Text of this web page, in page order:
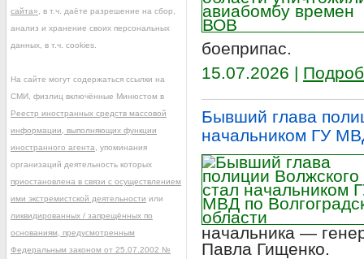
боеприпас.
15.07.2026 |
Бывший глава
начальником ГУ
начальника —
Павла Гищенко.
сайта» , в т.ч. даёте разрешение на сбор,
анализ и хранение своих персональных
данных, в т.ч. cookies.
На сайте могут содержаться ссылки на
СМИ, физлиц включённые Минюстом в
Реестр иностранных средств массовой
информации, выполняющих функции
иностранного агента , упоминания
организаций деятельность которых
приостановлена в связи с осуществлением
ими экстремистской деятельности или
ликвидированных / запрещённых по
основаниям, предусмотренным
Федеральным законом от 25.07.2002 №